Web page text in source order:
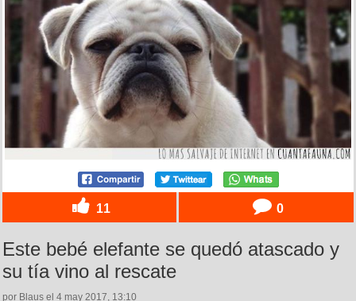
11 0
Este bebé elefante se quedó atascado y
su tía vino al rescate
por Blaus el 4 may 2017, 13:10